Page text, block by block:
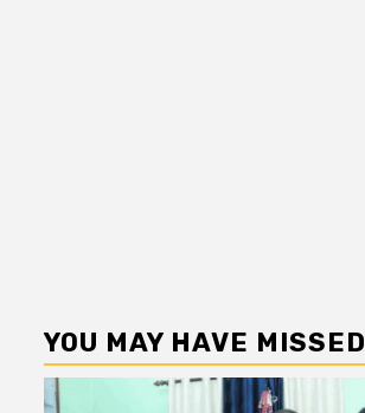
YOU MAY HAVE MISSED